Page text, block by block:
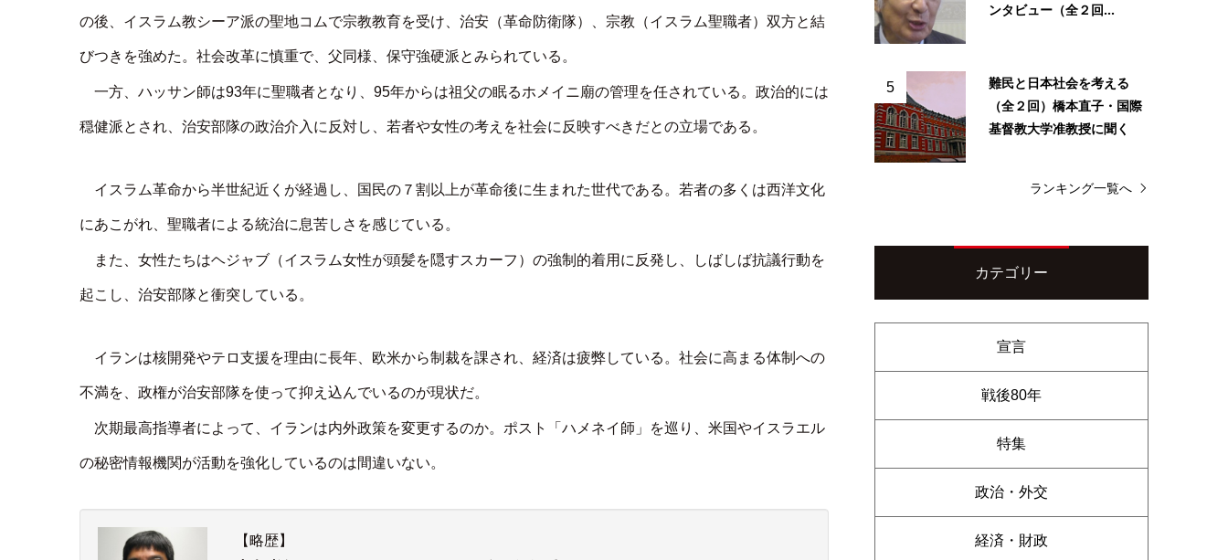
の後、イスラム教シーア派の聖地コムで宗教教育を受け、治安（革命防衛隊）、宗教（イスラム聖職者）双方と結
びつきを強めた。社会改革に慎重で、父同様、保守強硬派とみられている。
一方、ハッサン師は93年に聖職者となり、95年からは祖父の眠るホメイニ廟の管理を任されている。政治的には
穏健派とされ、治安部隊の政治介入に反対し、若者や女性の考えを社会に反映すべきだとの立場である。
イスラム革命から半世紀近くが経過し、国民の７割以上が革命後に生まれた世代である。若者の多くは西洋文化
にあこがれ、聖職者による統治に息苦しさを感じている。
また、女性たちはヘジャブ（イスラム女性が頭髪を隠すスカーフ）の強制的着用に反発し、しばしば抗議行動を
起こし、治安部隊と衝突している。
イランは核開発やテロ支援を理由に長年、欧米から制裁を課され、経済は疲弊している。社会に高まる体制への
不満を、政権が治安部隊を使って抑え込んでいるのが現状だ。
次期最高指導者によって、イランは内外政策を変更するのか。ポスト「ハメネイ師」を巡り、米国やイスラエル
の秘密情報機関が活動を強化しているのは間違いない。
【略歴】
ンタビュー（全２回...
5
難民と日本社会を考える
（全２回）橋本直子・国際
基督教大学准教授に聞く
ランキング一覧へ
カテゴリー
宣言
戦後80年
特集
政治・外交
経済・財政